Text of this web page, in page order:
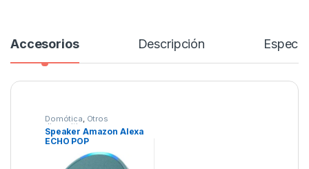
Accesorios Descripción
Domótica, Otros
dispositivos
Speaker Amazon Alexa
ECHO POP